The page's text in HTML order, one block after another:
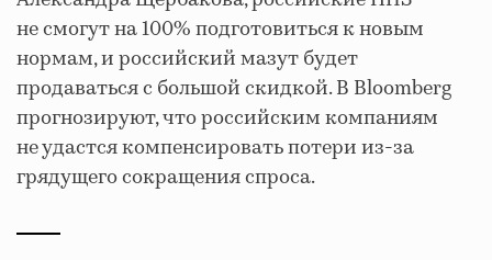
не смогут на 100% подготовиться к новым
нормам, и российский мазут будет
продаваться с большой скидкой. В Bloomberg
прогнозируют, что российским компаниям
не удастся компенсировать потери из-за
грядущего сокращения спроса.